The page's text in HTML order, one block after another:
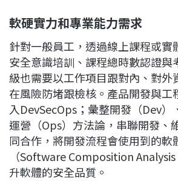
軟硬實力和專業能力需求
針對一般員工，透過線上課程或實
安全意識培訓、課程總時數認證與
級也需要以工作項目跟對內、對外
在風險防堵跟檢核。產品開發與工
入DevSecOps；彙整開發（Dev）
運營（Ops）方法論，串聯開發、
同合作，將開發流程會使用到的軟
（Software Composition
升軟體的安全品質。